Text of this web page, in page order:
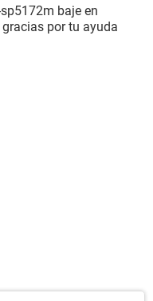
baje en
por tu ayuda